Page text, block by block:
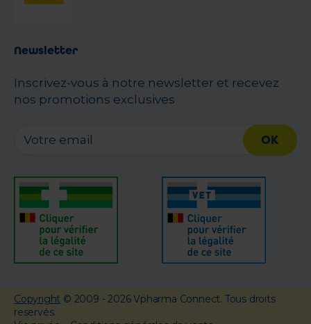
Newsletter
Inscrivez-vous à notre newsletter et recevez
nos promotions exclusives
OK
Copyright © 2009 - 2026 Vpharma Connect. Tous droits
reservés.